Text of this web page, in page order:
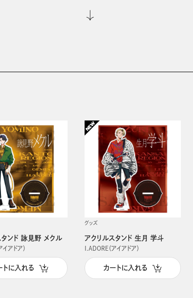
タンド 詠見野 メクル
イアドア）
トに入れる
グッズ
アクリルスタンド 生月 学斗
I.ADORE（アイアドア）
カートに入れる